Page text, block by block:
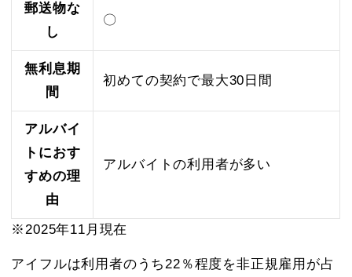
郵送物な
し
〇
無利息期
間
初めての契約で最大30日間
アルバイ
トにおす
すめの理
由
アルバイトの利用者が多い
※2025年11月現在
アイフルは利用者のうち22％程度を非正規雇用が占